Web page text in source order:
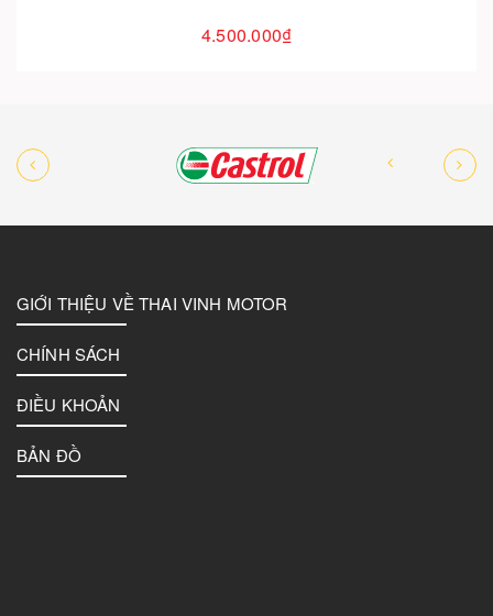
GIỚI THIỆU VỀ THAI VINH MOTOR
CHÍNH SÁCH
ĐIỀU KHOẢN
BẢN ĐỒ